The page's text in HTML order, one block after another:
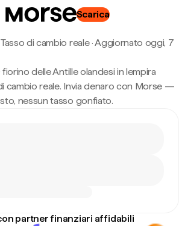
Scarica
Tasso di cambio reale·Aggiornato oggi, 7
delle Antille olandesi in lempira
cambio reale. Invia denaro con Morse —
nessun tasso gonfiato.
partner finanziari affidabili